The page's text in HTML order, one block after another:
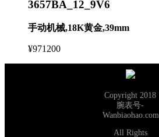
3657BA_12_9V6
手动机械,18K黄金,39mm
¥971200
Copyright 2018
腕表号-
Wanbiaohao.com
All Rights